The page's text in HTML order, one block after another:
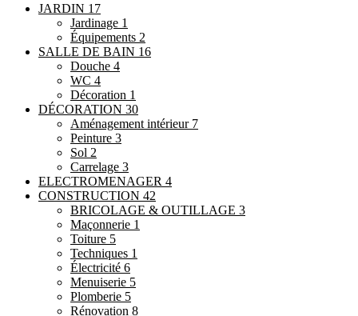
JARDIN 17
Jardinage 1
Équipements 2
SALLE DE BAIN 16
Douche 4
WC 4
Décoration 1
DÉCORATION 30
Aménagement intérieur 7
Peinture 3
Sol 2
Carrelage 3
ELECTROMENAGER 4
CONSTRUCTION 42
BRICOLAGE & OUTILLAGE 3
Maçonnerie 1
Toiture 5
Techniques 1
Électricité 6
Menuiserie 5
Plomberie 5
Rénovation 8